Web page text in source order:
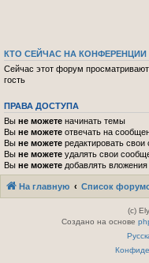
КТО СЕЙЧАС НА КОНФЕРЕНЦИИ
Сейчас этот форум
гость
ПРАВА ДОСТУПА
Вы не можете начинать темы
Вы не можете отвечать на
Вы не можете редактировать
Вы не можете удалять свои
Вы не можете добавлять вложения
На главную Список
(c)
Создано на основе